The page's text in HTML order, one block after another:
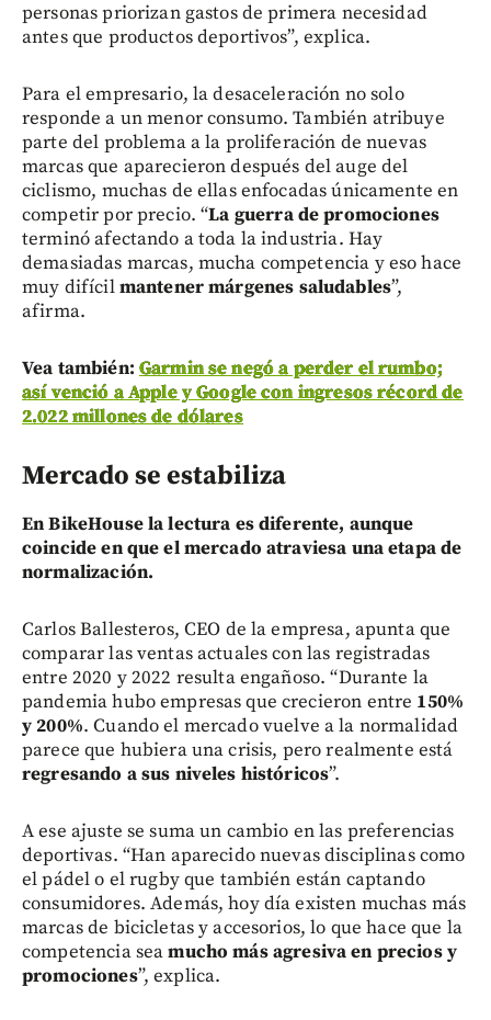
personas priorizan gastos de primera necesidad
antes que productos deportivos”, explica.
Para el empresario, la desaceleración no solo
responde a un menor consumo. También atribuye
parte del problema a la proliferación de nuevas
marcas que aparecieron después del auge del
ciclismo, muchas de ellas enfocadas únicamente en
competir por precio. “La guerra de promociones
terminó afectando a toda la industria. Hay
demasiadas marcas, mucha competencia y eso hace
muy difícilmantener márgenes saludables”,
afirma.
Vea también: Garmin se negó a perder el rumbo;
así venció a Apple y Google con ingresos récord de
2.022 millones de dólares
Mercado se estabiliza
En BikeHouse la lectura es diferente, aunque
coincide en que el mercado atraviesa una etapa de
normalización.
Carlos Ballesteros, CEO de la empresa, apunta que
comparar las ventas actuales con las registradas
entre 2020 y 2022 resulta engañoso. “Durante la
pandemia hubo empresas que crecieron entre 150%
y 200%. Cuando el mercado vuelve a la normalidad
parece que hubiera una crisis, pero realmente está
regresando a sus niveles históricos”.
A ese ajuste se suma un cambio en las preferencias
deportivas. “Han aparecido nuevas disciplinas como
el pádel o el rugby que también están captando
consumidores. Además, hoy día existen muchas más
marcas de bicicletas y accesorios, lo que hace que la
competencia seamucho más agresiva en precios y
promociones”, explica.